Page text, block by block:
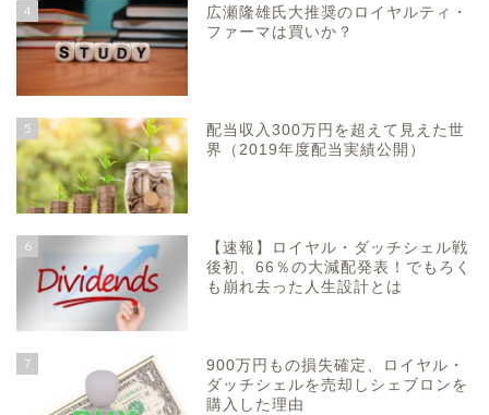
4
広瀬隆雄氏大推奨のロイヤルティ・
ファーマは買いか？
5
配当収入300万円を超えて見えた世
界（2019年度配当実績公開）
6
【速報】ロイヤル・ダッチシェル戦
後初、66％の大減配発表！でもろく
も崩れ去った人生設計とは
7
900万円もの損失確定、ロイヤル・
ダッチシェルを売却しシェブロンを
購入した理由